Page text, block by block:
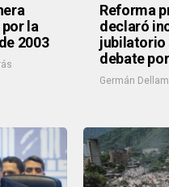
la
2003
Reforma
declaró
jubilatorio
debate
Germán